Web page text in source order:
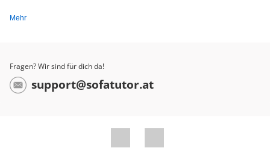
Mehr
Fragen? Wir sind für dich da!
support@sofatutor.at